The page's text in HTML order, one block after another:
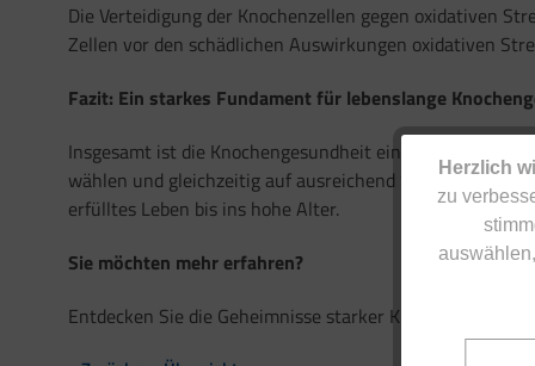
Herzlich
zu
Die Verteidigung der Knochenzellen gegen oxidativen
Zellen vor den schädlichen Auswirkungen oxidativen
Fazit: Ein starkes Fundament für lebenslange
Insgesamt ist die Knochengesundheit ein komplexes
wählen und gleichzeitig auf ausreichend Sonnenlicht
erfülltes Leben bis ins hohe Alter.
Sie möchten mehr erfahren?
Entdecken Sie die Geheimnisse starker Knochen: